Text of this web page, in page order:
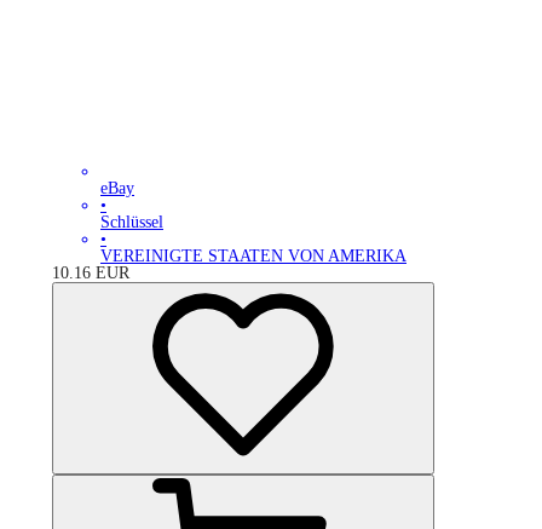
eBay
•
Schlüssel
•
VEREINIGTE STAATEN VON AMERIKA
10.16 EUR